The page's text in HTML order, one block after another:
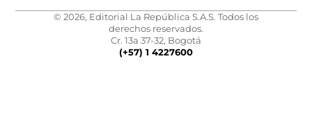
© 2026, Editorial La República S.A.S. Todos los
derechos reservados.
Cr. 13a 37-32, Bogotá
(+57) 1 4227600